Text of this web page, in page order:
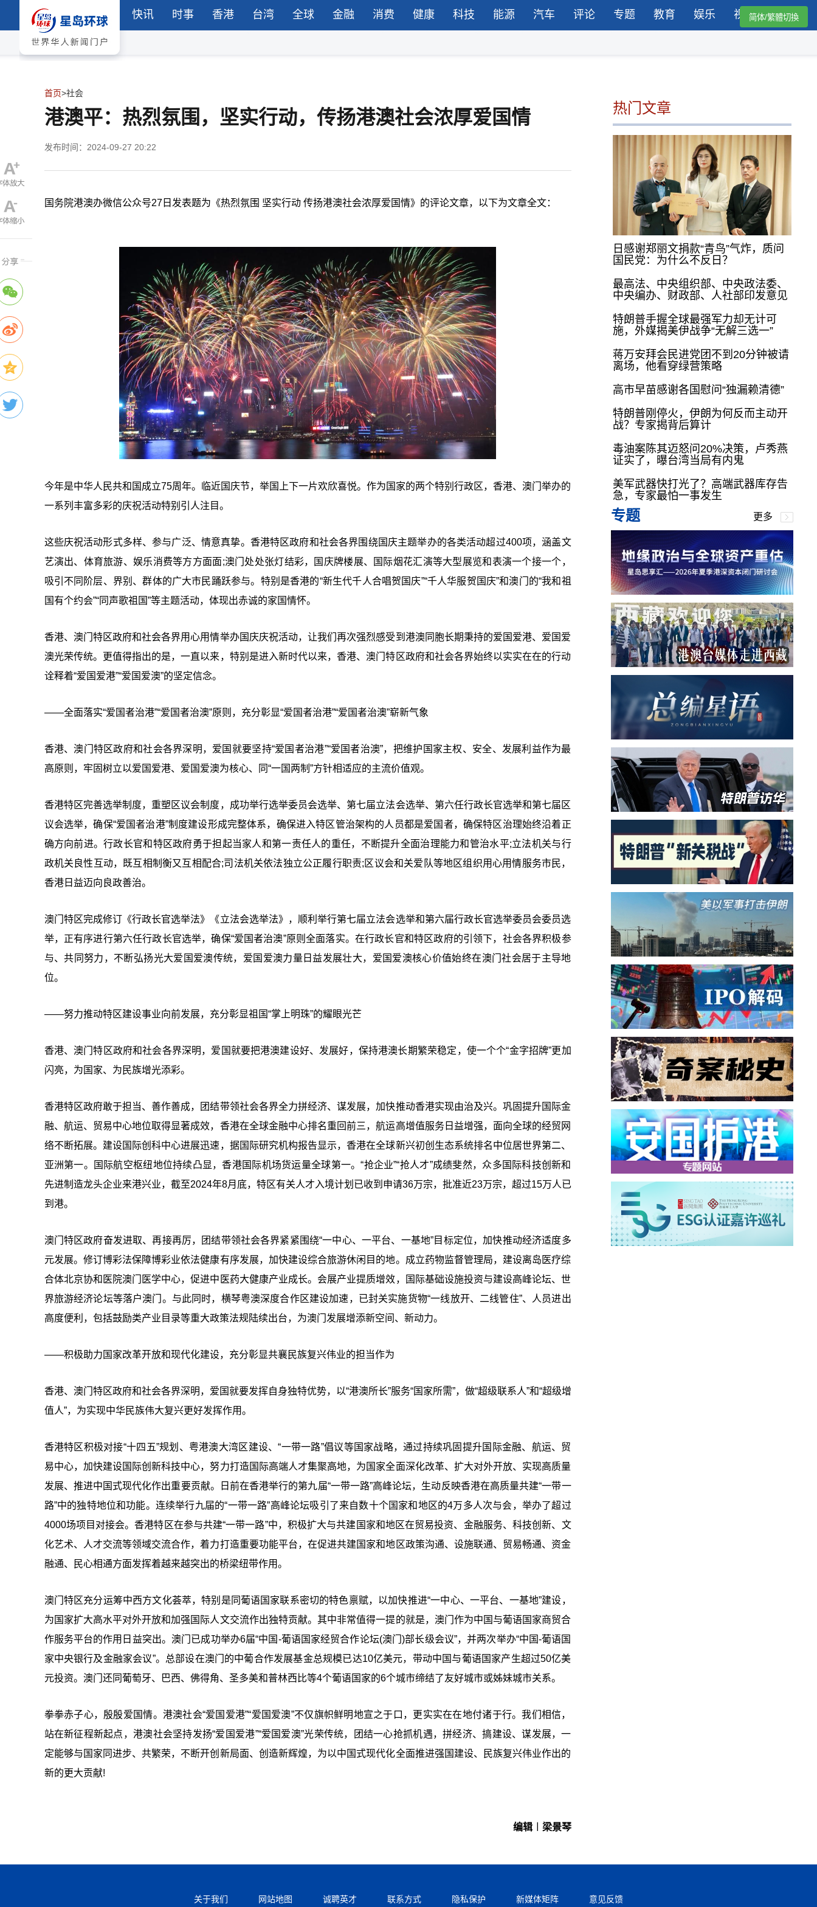
快讯 时事 香港 台湾 全球 金融 消费 健康 科技 能源 汽车 评论 专题 教育 娱乐 视频简体/繁體切換
首页>社会
港澳平：热烈氛围，坚实行动，传扬港澳社会浓厚爱国情
发布时间：2024-09-27 20:22
国务院港澳办微信公众号27日发表题为《热烈氛围 坚实行动 传扬港澳社会浓厚爱国情》的评论文章，以下为文章全文：
今年是中华人民共和国成立75周年。临近国庆节，举国上下一片欢欣喜悦。作为国家的两个特别行政区，香港、澳门举办的
一系列丰富多彩的庆祝活动特别引人注目。
这些庆祝活动形式多样、参与广泛、情意真挚。香港特区政府和社会各界围绕国庆主题举办的各类活动超过400项，涵盖文
艺演出、体育旅游、娱乐消费等方方面面;澳门处处张灯结彩，国庆牌楼展、国际烟花汇演等大型展览和表演一个接一个，
吸引不同阶层、界别、群体的广大市民踊跃参与。特别是香港的“新生代千人合唱贺国庆”“千人华服贺国庆”和澳门的“我和祖
国有个约会”“同声歌祖国”等主题活动，体现出赤诚的家国情怀。
香港、澳门特区政府和社会各界用心用情举办国庆庆祝活动，让我们再次强烈感受到港澳同胞长期秉持的爱国爱港、爱国爱
澳光荣传统。更值得指出的是，一直以来，特别是进入新时代以来，香港、澳门特区政府和社会各界始终以实实在在的行动
诠释着“爱国爱港”“爱国爱澳”的坚定信念。
——全面落实“爱国者治港”“爱国者治澳”原则，充分彰显“爱国者治港”“爱国者治澳”崭新气象
香港、澳门特区政府和社会各界深明，爱国就要坚持“爱国者治港”“爱国者治澳”，把维护国家主权、安全、发展利益作为最
高原则，牢固树立以爱国爱港、爱国爱澳为核心、同“一国两制”方针相适应的主流价值观。
香港特区完善选举制度，重塑区议会制度，成功举行选举委员会选举、第七届立法会选举、第六任行政长官选举和第七届区
议会选举，确保“爱国者治港”制度建设形成完整体系，确保进入特区管治架构的人员都是爱国者，确保特区治理始终沿着正
确方向前进。行政长官和特区政府勇于担起当家人和第一责任人的重任，不断提升全面治理能力和管治水平;立法机关与行
政机关良性互动，既互相制衡又互相配合;司法机关依法独立公正履行职责;区议会和关爱队等地区组织用心用情服务市民，
香港日益迈向良政善治。
澳门特区完成修订《行政长官选举法》《立法会选举法》，顺利举行第七届立法会选举和第六届行政长官选举委员会委员选
举，正有序进行第六任行政长官选举，确保“爱国者治澳”原则全面落实。在行政长官和特区政府的引领下，社会各界积极参
与、共同努力，不断弘扬光大爱国爱澳传统，爱国爱澳力量日益发展壮大，爱国爱澳核心价值始终在澳门社会居于主导地
位。
——努力推动特区建设事业向前发展，充分彰显祖国“掌上明珠”的耀眼光芒
香港、澳门特区政府和社会各界深明，爱国就要把港澳建设好、发展好，保持港澳长期繁荣稳定，使一个个“金字招牌”更加
闪亮，为国家、为民族增光添彩。
香港特区政府敢于担当、善作善成，团结带领社会各界全力拼经济、谋发展，加快推动香港实现由治及兴。巩固提升国际金
融、航运、贸易中心地位取得显著成效，香港在全球金融中心排名重回前三，航运高增值服务日益增强，面向全球的经贸网
络不断拓展。建设国际创科中心进展迅速，据国际研究机构报告显示，香港在全球新兴初创生态系统排名中位居世界第二、
亚洲第一。国际航空枢纽地位持续凸显，香港国际机场货运量全球第一。“抢企业”“抢人才”成绩斐然，众多国际科技创新和
先进制造龙头企业来港兴业，截至2024年8月底，特区有关人才入境计划已收到申请36万宗，批准近23万宗，超过15万人已
到港。
澳门特区政府奋发进取、再接再厉，团结带领社会各界紧紧围绕“一中心、一平台、一基地”目标定位，加快推动经济适度多
元发展。修订博彩法保障博彩业依法健康有序发展，加快建设综合旅游休闲目的地。成立药物监督管理局，建设离岛医疗综
合体北京协和医院澳门医学中心，促进中医药大健康产业成长。会展产业提质增效，国际基础设施投资与建设高峰论坛、世
界旅游经济论坛等落户澳门。与此同时，横琴粤澳深度合作区建设加速，已封关实施货物“一线放开、二线管住”、人员进出
高度便利，包括鼓励类产业目录等重大政策法规陆续出台，为澳门发展增添新空间、新动力。
——积极助力国家改革开放和现代化建设，充分彰显共襄民族复兴伟业的担当作为
香港、澳门特区政府和社会各界深明，爱国就要发挥自身独特优势，以“港澳所长”服务“国家所需”，做“超级联系人”和“超级增
值人”，为实现中华民族伟大复兴更好发挥作用。
香港特区积极对接“十四五”规划、粤港澳大湾区建设、“一带一路”倡议等国家战略，通过持续巩固提升国际金融、航运、贸
易中心，加快建设国际创新科技中心，努力打造国际高端人才集聚高地，为国家全面深化改革、扩大对外开放、实现高质量
发展、推进中国式现代化作出重要贡献。日前在香港举行的第九届“一带一路”高峰论坛，生动反映香港在高质量共建“一带一
路”中的独特地位和功能。连续举行九届的“一带一路”高峰论坛吸引了来自数十个国家和地区的4万多人次与会，举办了超过
4000场项目对接会。香港特区在参与共建“一带一路”中，积极扩大与共建国家和地区在贸易投资、金融服务、科技创新、文
化艺术、人才交流等领域交流合作，着力打造重要功能平台，在促进共建国家和地区政策沟通、设施联通、贸易畅通、资金
融通、民心相通方面发挥着越来越突出的桥梁纽带作用。
澳门特区充分运筹中西方文化荟萃，特别是同葡语国家联系密切的特色禀赋，以加快推进“一中心、一平台、一基地”建设，
为国家扩大高水平对外开放和加强国际人文交流作出独特贡献。其中非常值得一提的就是，澳门作为中国与葡语国家商贸合
作服务平台的作用日益突出。澳门已成功举办6届“中国-葡语国家经贸合作论坛(澳门)部长级会议”，并两次举办“中国-葡语国
家中央银行及金融家会议”。总部设在澳门的中葡合作发展基金总规模已达10亿美元，带动中国与葡语国家产生超过50亿美
元投资。澳门还同葡萄牙、巴西、佛得角、圣多美和普林西比等4个葡语国家的6个城市缔结了友好城市或姊妹城市关系。
拳拳赤子心，殷殷爱国情。港澳社会“爱国爱港”“爱国爱澳”不仅旗帜鲜明地宣之于口，更实实在在地付诸于行。我们相信，
站在新征程新起点，港澳社会坚持发扬“爱国爱港”“爱国爱澳”光荣传统，团结一心抢抓机遇，拼经济、搞建设、谋发展，一
定能够与国家同进步、共繁荣，不断开创新局面、创造新辉煌，为以中国式现代化全面推进强国建设、民族复兴伟业作出的
新的更大贡献!
编辑︱梁景琴
热门文章
日感谢郑丽文捐款“青鸟”气炸，质问
国民党：为什么不反日？
最高法、中央组织部、中央政法委、
中央编办、财政部、人社部印发意见
特朗普手握全球最强军力却无计可
施，外媒揭美伊战争“无解三选一”
蒋万安拜会民进党团不到20分钟被请
离场，他看穿绿营策略
高市早苗感谢各国慰问“独漏赖清德”
特朗普刚停火，伊朗为何反而主动开
战？专家揭背后算计
毒油案陈其迈怒问20%决策，卢秀燕
证实了，曝台湾当局有内鬼
美军武器快打光了？高端武器库存告
急，专家最怕一事发生
专题 更多
关于我们 网站地图 诚聘英才 联系方式 隐私保护 新媒体矩阵 意见反馈